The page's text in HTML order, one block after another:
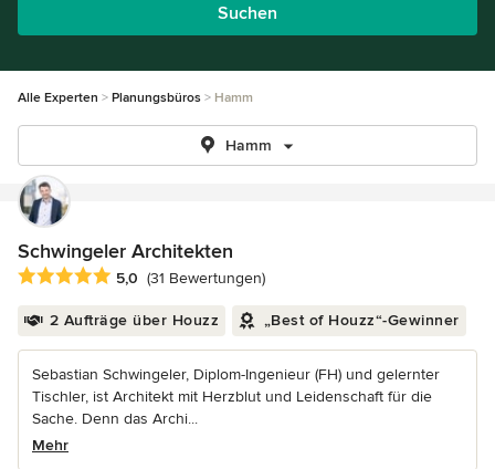
Suchen
Alle Experten Planungsbüros Hamm
Hamm
Schwingeler Architekten
Durchschnittliche Bewertung: 5 von 5 Sternen
5,0 (31 Bewertungen)
2 Aufträge über Houzz „Best of Houzz“-Gewinner
Sebastian Schwingeler, Diplom-Ingenieur (FH) und gelernter
Tischler, ist Architekt mit Herzblut und Leidenschaft für die
Sache. Denn das Archi...
Mehr